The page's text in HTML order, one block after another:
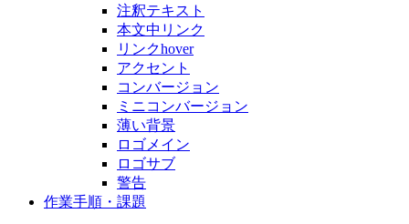
注釈テキスト
本文中リンク
リンクhover
アクセント
コンバージョン
ミニコンバージョン
薄い背景
ロゴメイン
ロゴサブ
警告
作業手順・課題